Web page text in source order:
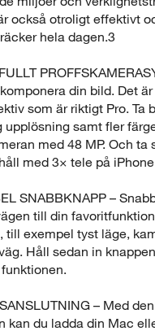
också otroligt effektivt
hela dagen.3
din bild. Det
som är riktigt Pro. Ta
upplösning samt fler
med 48 MP. Och ta
med 3× tele på
SNABBKNAPP –
till din
till exempel tyst läge,
Håll sedan in
– Med
kan du ladda din Mac